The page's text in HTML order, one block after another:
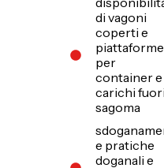
di vagoni
coperti e
piattaforme
per
container e
carichi
sagoma
e pratiche
doganali e